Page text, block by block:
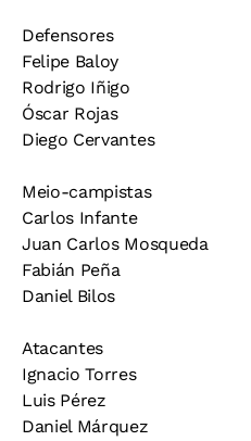
Defensores
Felipe Baloy
Rodrigo Iñigo
Óscar Rojas
Diego Cervantes
Meio-campistas
Carlos Infante
Juan Carlos Mosqueda
Fabián Peña
Daniel Bilos
Atacantes
Ignacio Torres
Luis Pérez
Daniel Márquez